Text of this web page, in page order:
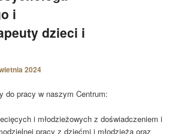
i
dzieci i
2024
do pracy w naszym Centrum:
i młodzieżowych z doświadczeniem i
pracy z dziećmi i młodzieżą oraz